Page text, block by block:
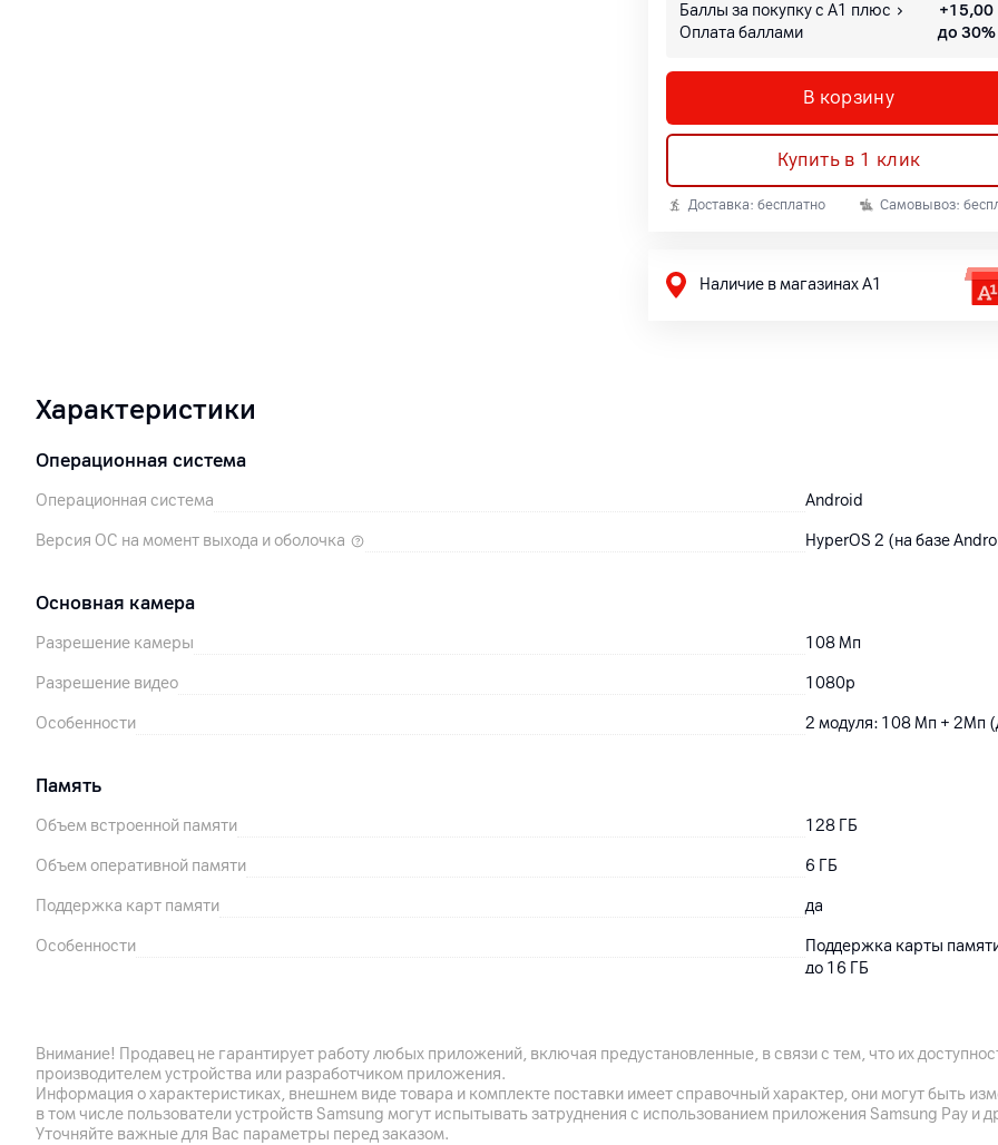
Баллы за покупку с А1 плюс +15,00
Оплата баллами
до 30%
В корзину
Купить в 1 клик
Доставка: бесплатно Самовывоз:
Наличие в магазинах А1
Характеристики
Операционная система
Операционная система Android
Версия ОС на момент выхода и оболочка HyperOS 2 (на базе
Основная камера
Разрешение камеры 108Мп
Разрешение видео 1080p
Особенности 2 модуля: 108 Мп + 2Мп
Память
Объем встроенной памяти 128 ГБ
Объем оперативной памяти 6 ГБ
Поддержка карт памяти да
Особенности
Поддержка карты
до 16 ГБ
Емкость аккумулятора
Поддержка технологии быстрой зарядки да
Внимание! Продавец не гарантирует работу любых приложений, включая предустановленные, в связи с тем, что их
производителем устройства или разработчиком приложения.
Информация о характеристиках, внешнем виде товара и комплекте поставки имеет справочный характер, они могут быть
в том числе пользователи устройств Samsung могут испытывать затруднения с использованием приложения Samsung Pay и
Уточняйте важные для Вас параметры перед заказом.